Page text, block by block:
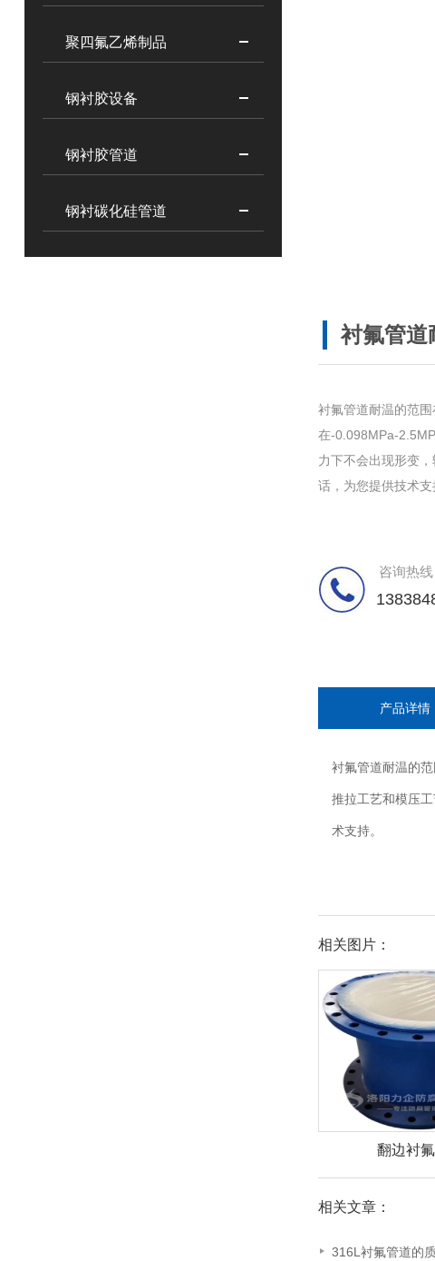
聚四氟乙烯制品
钢衬胶设备
钢衬胶管道
钢衬碳化硅管道
衬氟管道
衬氟管道耐温的范
在-0.098MPa-
力下不会出现形变
话，为您提供技术支
咨询热线
产品详情
衬氟管道耐温的
推拉工艺和模压
术支持。
相关图片：
翻边衬
相关文章：
316L衬氟管道的